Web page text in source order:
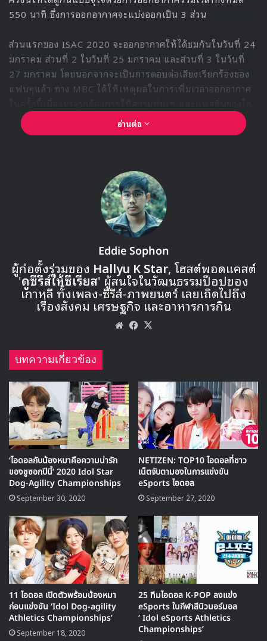
550 นาที ซึ่งการออกอากาศจะแบ่งออกเป็น 3 ส่วน
ส่วนแรกของ ISAC 2020 จะออกอากาศให้ได้ชมกันในวันที่ 24
มกราคม ส่วนที่ 2 ในวันที่ 25 มกราคม และส่วนที่ 3 ในวันที่
27 มกราคม โดยนอกจากจะเป็นการตอบต่อเสียงเรียกร้องของ
แฟนๆแล้ว ทาง MBC ได้ให้เหตุผลในการเพิ่มเวลาออกอากาศ
ดอลที่มาร่วมการถ่ายทำได้ถูกนำมาออกอากาศให้มากที่สุดเท่าที่
จะเป็นไปได้
🎙GYUBIN ปลื้มเมืองไทยขนาดไหน? ถึงกลับมาถ่าย
MV เพลงใหม่ LIKE U 100 ที่กรุงเทพ
▶ คลิกดูสัมภาษณ์พิเศษ
สำหรับการแข่งขันในครั้งนี้จะมีทั้งหมด 7 ประเภทกีฬาได้แก่
วิ่งแข่ง / ยิงธนู / ซีรึม (มวยปล้ำ) / ปาบอล / ยิงจุดโทษ /
eSports / ขี่ม้า
อ่านต่อ
Eddie Sophon
ผู้ก่อตั้งร่วมของ Hallyu K Star, โฮสต์พอดแคสต์
'ดูซีรีส์ให้ซีเรียส' ผู้สนใจในวัฒนธรรมป๊อปของ
เกาหลี ทั้งเพลง-ซีรีส์-ภาพยนตร์ เลยเถิดไปถึง
เรื่องสังคม เศรษฐกิจ และอาหารการกิน
WebsiteFacebook
บทความเกี่ยวข้อง
‘ไอดอลกับน้องหมาคือความน่ารัก
ของชูซอกปีนี้’ 2020 Idol Star
Dog-Agility Championships
September 30, 2020
NETIZEN: TOP10 ไอดอลที่ชาว
เน็ตจับตามองในการแข่งขัน
eSports ไอดอล
September 27, 2020
11 ไอดอล เปิดตัวพร้อมน้องหมา
ก่อนแข่งขัน ‘Idol Dog-agility
Athletics Championships’
September 18, 2020
25 ทีมไอดอล K-POP ลงแข่ง
eSports ในกีฬาสีนิวนอร์มอล
‘ Idol eSports Athletics
Championships’